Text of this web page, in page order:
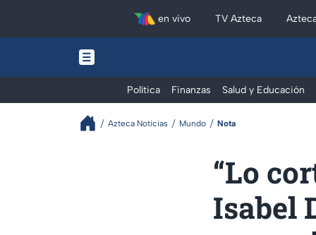
en vivo TV Azteca
Política Finanzas Salud y Educación
Azteca Noticias Mundo Nota
“Lo
Isabel